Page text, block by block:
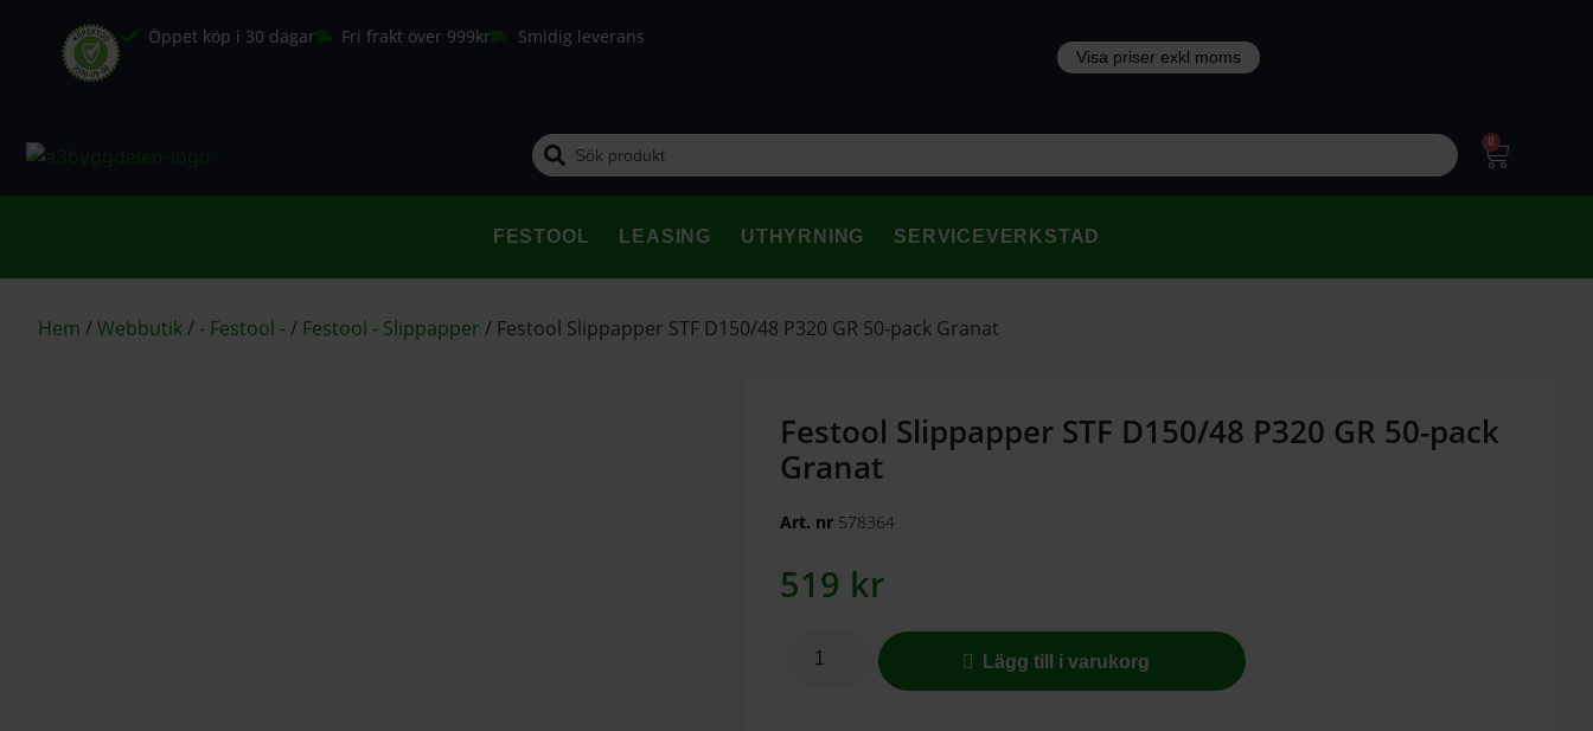
Öppet köp i 30 dagar Fri frakt över 999kr Smidig leverans
0
FESTOOL LEASING UTHYRNING SERVICEVERKSTAD
Hem /Webbutik/ - Festool -/ Festool - Slippapper / Festool Slippapper STF D150/48 P320 GR 50-pack Granat
Festool Slippapper STF D150/48 P320 GR 50-pack
Granat
Art. nr 578364
519 kr
Lägg till i varukorg